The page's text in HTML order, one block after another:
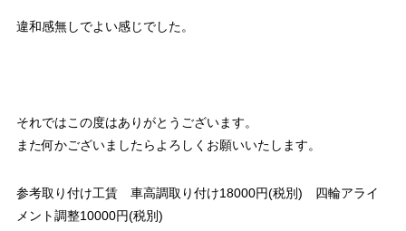
違和感無しでよい感じでした。
それではこの度はありがとうございます。
また何かございましたらよろしくお願いいたします。
参考取り付け工賃 車高調取り付け18000円(税別) 四輪アライ
メント調整10000円(税別)